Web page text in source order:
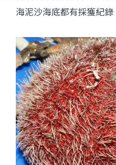
海泥沙海底都有採獲紀